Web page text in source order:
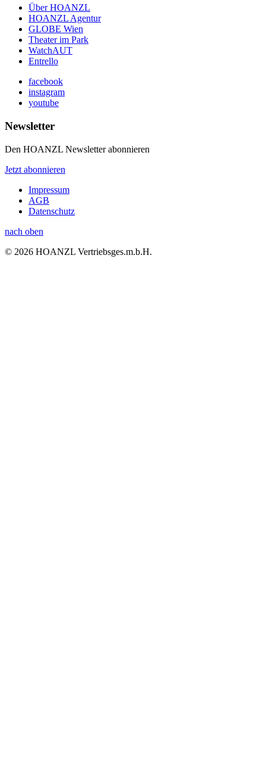
Über HOANZL
HOANZL Agentur
GLOBE Wien
Theater im Park
WatchAUT
Entrello
facebook
instagram
youtube
Newsletter
Den HOANZL Newsletter abonnieren
Jetzt abonnieren
Impressum
AGB
Datenschutz
nach oben
© 2026 HOANZL Vertriebsges.m.b.H.